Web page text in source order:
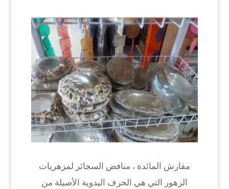
مفارش المائدة ، منافض السجائر لمزهريات
الزهور التي هي الحرف اليدوية الأصيلة من